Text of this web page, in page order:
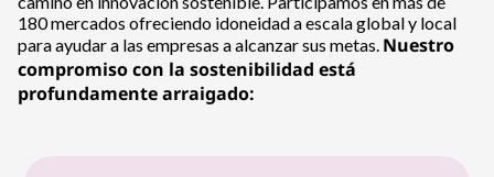
180 mercados ofreciendo idoneidad a escala global y local
para ayudar a las empresas a alcanzar sus metas. Nuestro
compromiso con la sostenibilidad está
profundamente arraigado: